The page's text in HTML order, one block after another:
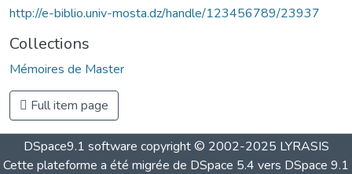
http://e-biblio.univ-mosta.dz/handle/123456789/23937
Collections
Mémoires de Master
Full item page
DSpace9.1 software copyright © 2002-2025 LYRASIS
Cette plateforme a été migrée de DSpace 5.4 vers DSpace 9.1